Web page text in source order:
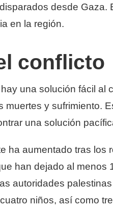
desde Gaza.
en la región.
conflicto
una solución fácil al
y sufrimiento.
una solución
ha aumentado tras los
han dejado al menos
autoridades
niños, así como